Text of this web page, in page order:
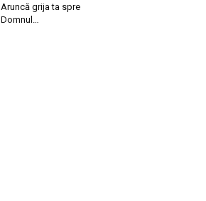
Aruncă grija ta spre
Domnul…